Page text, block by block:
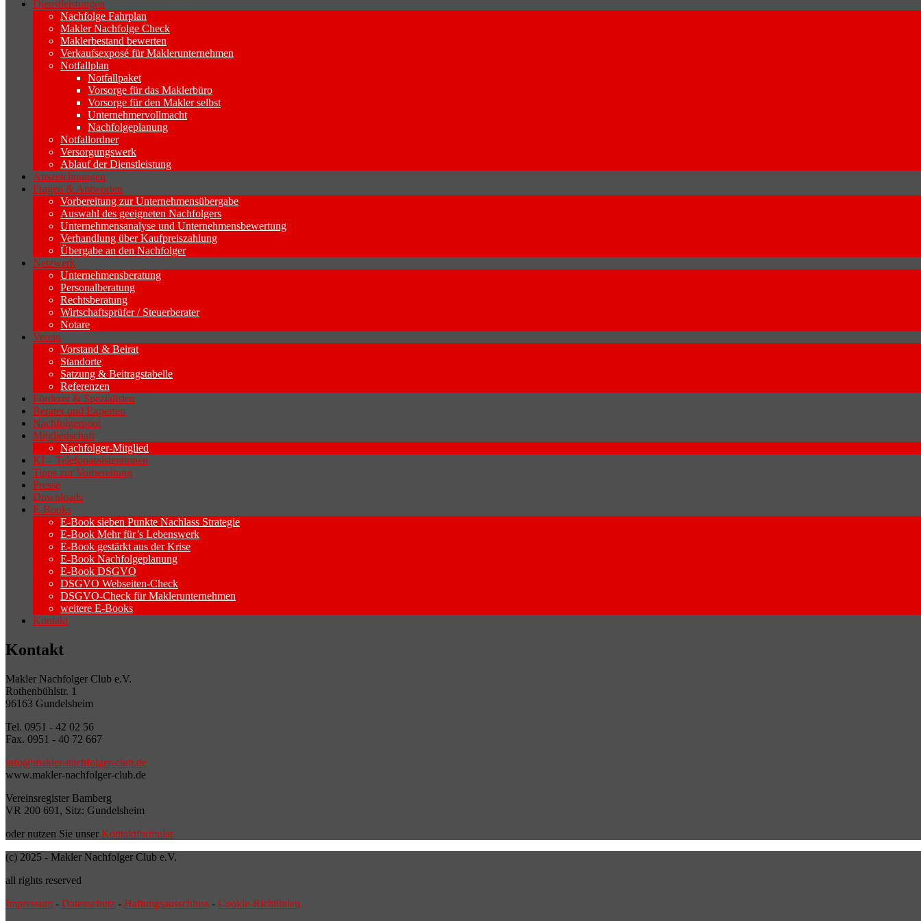
Dienstleistungen
Nachfolge Fahrplan
Makler Nachfolge Check
Maklerbestand bewerten
Verkaufsexposé für Maklerunternehmen
Notfallplan
Notfallpaket
Vorsorge für das Maklerbüro
Vorsorge für den Makler selbst
Unternehmervollmacht
Nachfolgeplanung
Notfallordner
Versorgungswerk
Ablauf der Dienstleistung
Auszeichnungen
Fragen & Antworten
Vorbereitung zur Unternehmensübergabe
Auswahl des geeigneten Nachfolgers
Unternehmensanalyse und Unternehmensbewertung
Verhandlung über Kaufpreiszahlung
Übergabe an den Nachfolger
Netzwerk
Unternehmensberatung
Personalberatung
Rechtsberatung
Wirtschaftsprüfer / Steuerberater
Notare
Verein
Vorstand & Beirat
Standorte
Satzung & Beitragstabelle
Referenzen
Förderer & Spezialisten
Berater und Experten
Nachfolgerpool
Mitgliedschaft
Nachfolger-Mitglied
KI – Telefonassistentinnen
Tipps zur Vorbereitung
Presse
Downloads
E-Books
E-Book sieben Punkte Nachlass Strategie
E-Book Mehr für’s Lebenswerk
E-Book gestärkt aus der Krise
E-Book Nachfolgeplanung
E-Book DSGVO
DSGVO Webseiten-Check
DSGVO-Check für Maklerunternehmen
weitere E-Books
Kontakt
Kontakt
Makler Nachfolger Club e.V.
Rothenbühlstr. 1
96163 Gundelsheim
Tel. 0951 - 42 02 56
Fax. 0951 - 40 72 667
info@makler-nachfolger-club.de
www.makler-nachfolger-club.de
Vereinsregister Bamberg
VR 200 691, Sitz: Gundelsheim
oder nutzen Sie unser Kontaktformular
(c) 2025 - Makler Nachfolger Club e.V.
all rights reserved
Impressum - Datenschutz - Haftungsausschluss - Cookie-Richtlinien